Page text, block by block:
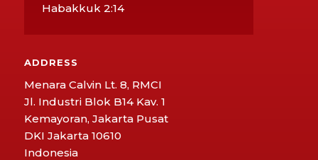
Habakkuk 2:14
ADDRESS
Menara Calvin Lt. 8, RMCI
Jl. Industri Blok B14 Kav. 1
Kemayoran, Jakarta Pusat
DKI Jakarta 10610
Indonesia